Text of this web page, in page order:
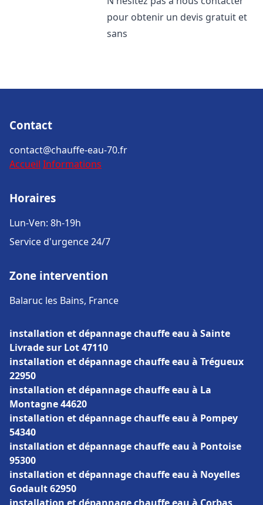
pour obtenir un devis gratuit et
sans
Contact
contact@chauffe-eau-70.fr
Accueil Informations
Horaires
Lun-Ven: 8h-19h
Service d'urgence 24/7
Zone intervention
Balaruc les Bains, France
installation et dépannage chauffe eau à Sainte
Livrade sur Lot 47110
installation et dépannage chauffe eau à Trégueux
22950
installation et dépannage chauffe eau à La
Montagne 44620
installation et dépannage chauffe eau à Pompey
54340
installation et dépannage chauffe eau à Pontoise
95300
installation et dépannage chauffe eau à Noyelles
Godault 62950